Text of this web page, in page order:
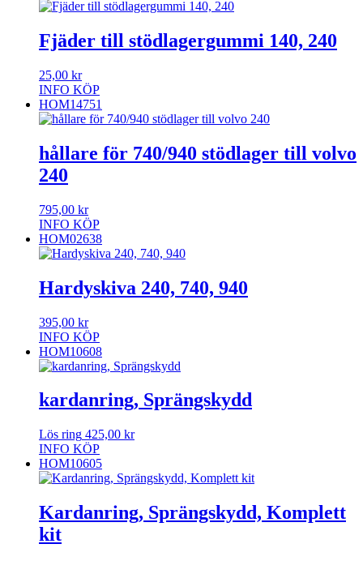
Fjäder till stödlagergummi 140, 240
25,00 kr
INFO KÖP
HOM14751
hållare för 740/940 stödlager till volvo
240
795,00 kr
INFO KÖP
HOM02638
Hardyskiva 240, 740, 940
395,00 kr
INFO KÖP
HOM10608
kardanring, Sprängskydd
Lös ring 425,00 kr
INFO KÖP
HOM10605
Kardanring, Sprängskydd, Komplett
kit